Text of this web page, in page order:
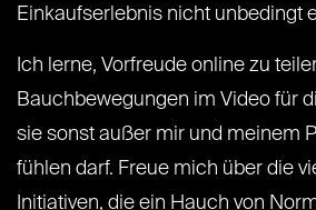
Einkaufserlebnis nicht unbedingt
Ich lerne, Vorfreude online zu
Bauchbewegungen im Video für
sie sonst außer mir und meinem
fühlen darf. Freue mich über die
Initiativen, die ein Hauch von